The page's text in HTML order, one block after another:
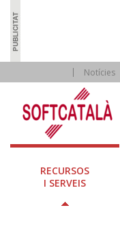
Notícies
RECURSOS
I SERVEIS